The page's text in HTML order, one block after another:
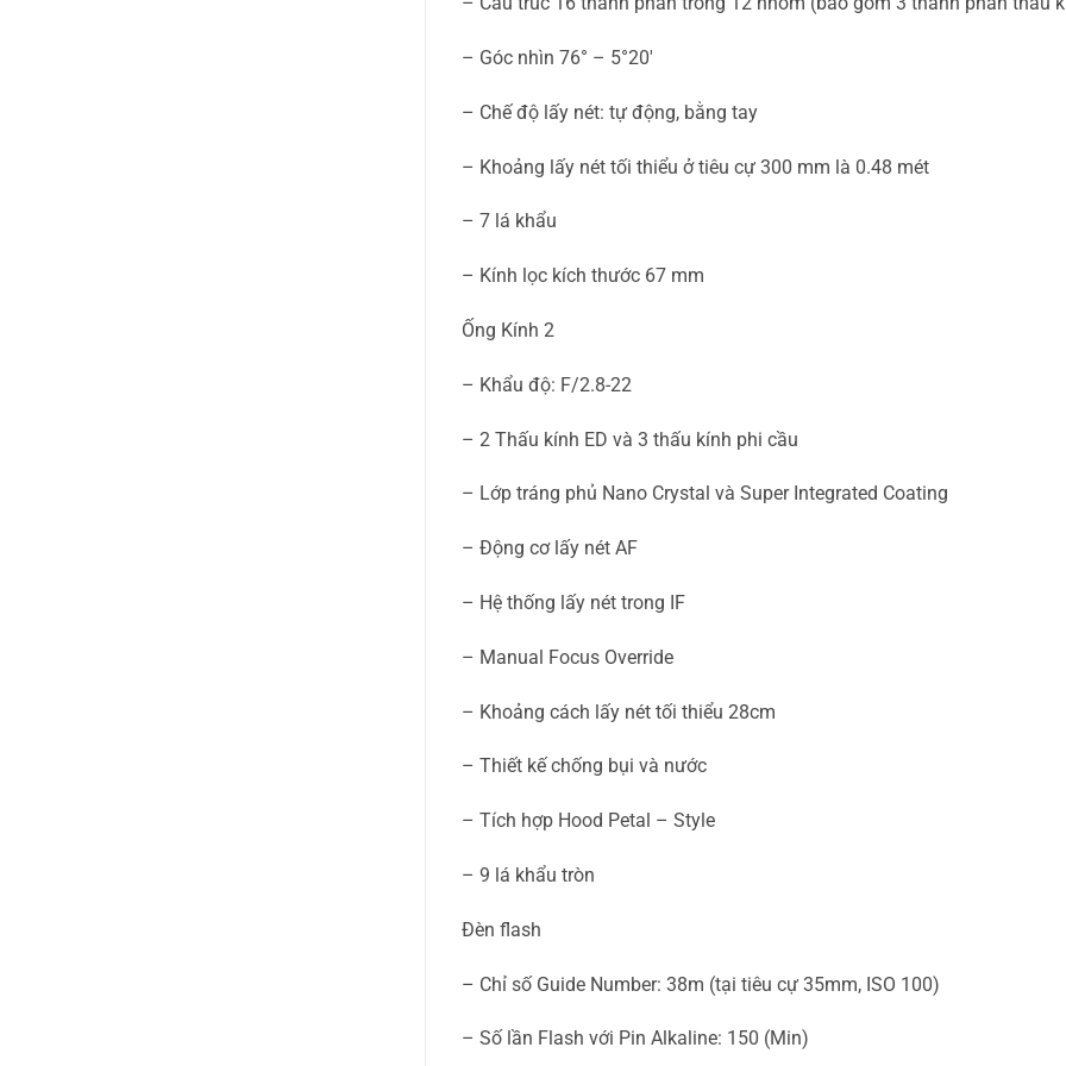
– Góc nhìn 76° – 5°20′
– Chế độ lấy nét: tự động, bằng tay
– Khoảng lấy nét tối thiểu ở tiêu cự 300 mm là 0.48 mét
– 7 lá khẩu
– Kính lọc kích thước 67 mm
Ống Kính 2
– Khẩu độ: F/2.8-22
– 2 Thấu kính ED và 3 thấu kính phi cầu
– Lớp tráng phủ Nano Crystal và Super Integrated Coating
– Động cơ lấy nét AF
– Hệ thống lấy nét trong IF
– Manual Focus Override
– Khoảng cách lấy nét tối thiểu 28cm
– Thiết kế chống bụi và nước
– Tích hợp Hood Petal – Style
– 9 lá khẩu tròn
Đèn flash
– Chỉ số Guide Number: 38m (tại tiêu cự 35mm, ISO 100)
– Số lần Flash với Pin Alkaline: 150 (Min)